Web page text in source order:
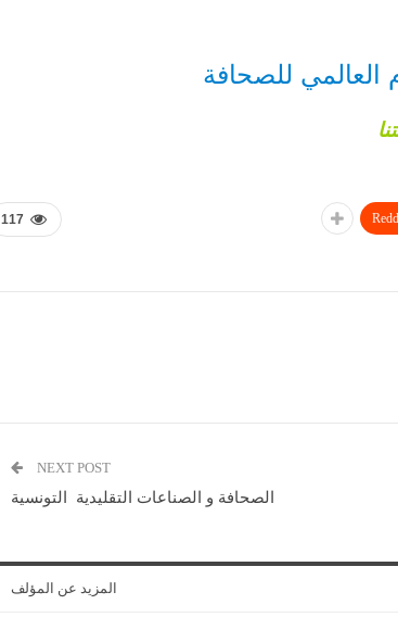
العالمي للصحافة
117
NEXT POST
الصحافة و الصناعات التقليدية التونسية
المزيد عن المؤلف